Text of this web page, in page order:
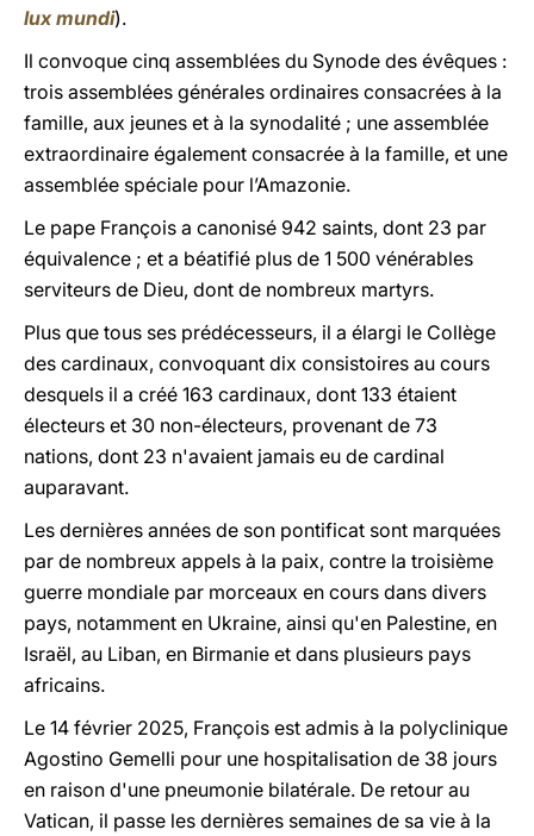
lux mundi).
Il convoque cinq assemblées du Synode des évêques :
trois assemblées générales ordinaires consacrées à la
famille, aux jeunes et à la synodalité ; une assemblée
extraordinaire également consacrée à la famille, et une
assemblée spéciale pour l’Amazonie.
Le pape François a canonisé 942 saints, dont 23 par
équivalence ; et a béatifié plus de 1 500 vénérables
serviteurs de Dieu, dont de nombreux martyrs.
Plus que tous ses prédécesseurs, il a élargi le Collège
des cardinaux, convoquant dix consistoires au cours
desquels il a créé 163 cardinaux, dont 133 étaient
électeurs et 30 non-électeurs, provenant de 73
nations, dont 23 n'avaient jamais eu de cardinal
auparavant.
Les dernières années de son pontificat sont marquées
par de nombreux appels à la paix, contre la troisième
guerre mondiale par morceaux en cours dans divers
pays, notamment en Ukraine, ainsi qu'en Palestine, en
Israël, au Liban, en Birmanie et dans plusieurs pays
africains.
Le 14 février 2025, François est admis à la polyclinique
Agostino Gemelli pour une hospitalisation de 38 jours
en raison d'une pneumonie bilatérale. De retour au
Vatican, il passe les dernières semaines de sa vie à la